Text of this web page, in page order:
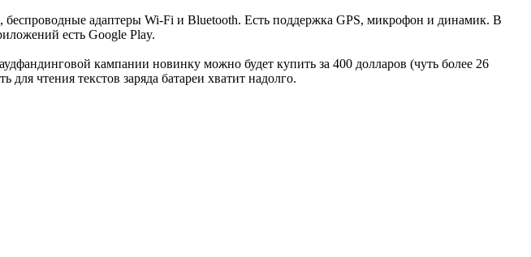
адаптеры Wi-Fi и Bluetooth. Есть поддержка GPS, микрофон и динамик. В
есть Google Play.
кампании новинку можно будет купить за 400 долларов (чуть более 26
чтения текстов заряда батареи хватит надолго.